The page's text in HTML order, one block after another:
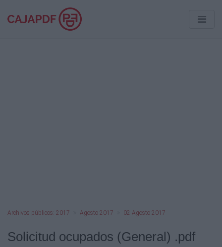
Archivos públicos: 2017 Agosto 2017 02 Agosto 2017
Solicitud ocupados (General) .pdf